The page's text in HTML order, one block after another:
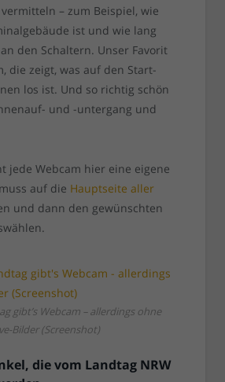
– zum Beispiel, wie
ist und wie lang
den Schaltern. Unser Favorit
die zeigt, was auf den Start-
los ist. Und so richtig schön
und -untergang und
jede Webcam hier eine eigene
auf die Hauptseite aller
und dann den gewünschten
gibt’s Webcam – allerdings ohne
Bilder (Screenshot)
die vom Landtag NRW